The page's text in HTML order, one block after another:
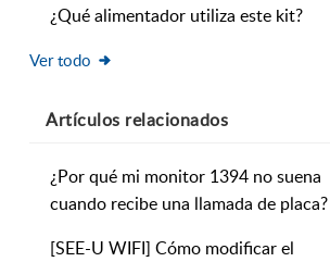
¿Qué alimentador utiliza este kit?
Ver todo
Artículos relacionados
¿Por qué mi monitor 1394 no suena
cuando recibe una llamada de placa?
[SEE-U WIFI] Cómo modificar el